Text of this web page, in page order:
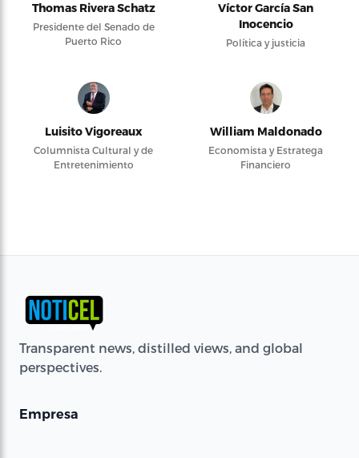
Thomas Rivera Schatz
Presidente del Senado de
Puerto Rico
Víctor García San
Inocencio
Política y justicia
Luisito Vigoreaux
Columnista Cultural y de
Entretenimiento
William Maldonado
Economista y Estratega
Financiero
Transparent news, distilled views, and global
perspectives.
Empresa